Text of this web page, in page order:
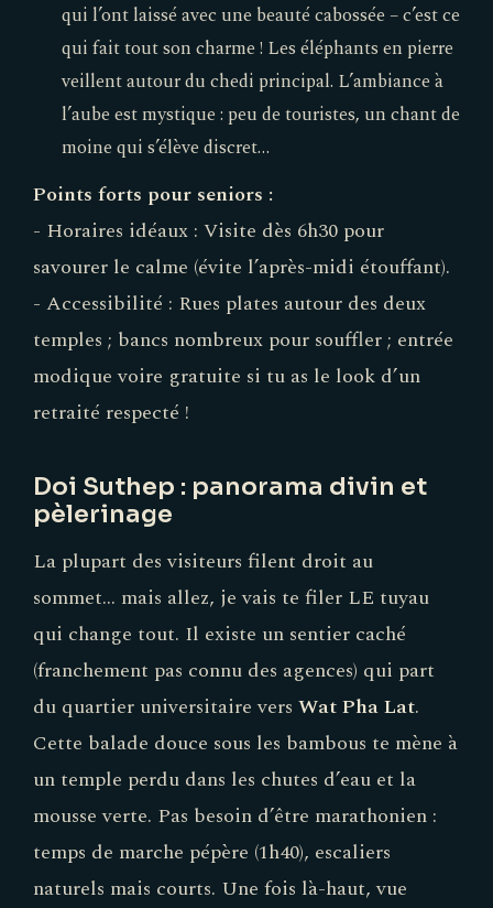
qui l’ont laissé avec une beauté cabossée – c’est ce
qui fait tout son charme ! Les éléphants en pierre
veillent autour du chedi principal. L’ambiance à
l’aube est mystique : peu de touristes, un chant de
moine qui s’élève discret…
Points forts pour seniors :
- Horaires idéaux : Visite dès 6h30 pour
savourer le calme (évite l’après-midi étouffant).
- Accessibilité : Rues plates autour des deux
temples ; bancs nombreux pour souffler ; entrée
modique voire gratuite si tu as le look d’un
retraité respecté !
Doi Suthep : panorama divin et
pèlerinage
La plupart des visiteurs filent droit au
sommet… mais allez, je vais te filer LE tuyau
qui change tout. Il existe un sentier caché
(franchement pas connu des agences) qui part
du quartier universitaire vers Wat Pha Lat.
Cette balade douce sous les bambous te mène à
un temple perdu dans les chutes d’eau et la
mousse verte. Pas besoin d’être marathonien :
temps de marche pépère (1h40), escaliers
naturels mais courts. Une fois là-haut, vue